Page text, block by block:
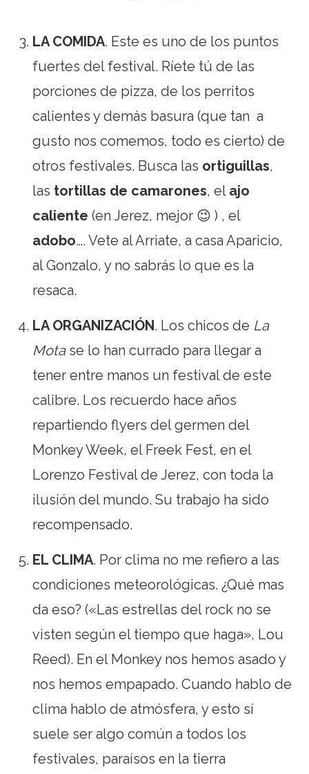
LA COMIDA. Este es uno de los puntos
fuertes del festival. Ríete tú de las
porciones de pizza, de los perritos
calientes y demás basura (que tan a
gusto nos comemos, todo es cierto) de
otros festivales. Busca las ortiguillas,
las tortillas de camarones, el ajo
caliente (en Jerez, mejor 😉 ) , el
adobo…. Vete al Arriate, a casa Aparicio,
al Gonzalo, y no sabrás lo que es la
resaca.
LA ORGANIZACIÓN. Los chicos de La
Motase lo han currado para llegar a
tener entre manos un festival de este
calibre. Los recuerdo hace años
repartiendo flyers del germen del
Monkey Week, el Freek Fest, en el
Lorenzo Festival de Jerez, con toda la
ilusión del mundo. Su trabajo ha sido
recompensado.
EL CLIMA. Por clima no me refiero a las
condiciones meteorológicas. ¿Qué mas
da eso? («Las estrellas del rock no se
visten según el tiempo que haga», Lou
Reed). En el Monkey nos hemos asado y
nos hemos empapado. Cuando hablo de
clima hablo de atmósfera, y esto sí
suele ser algo común a todos los
festivales, paraísos en la tierra